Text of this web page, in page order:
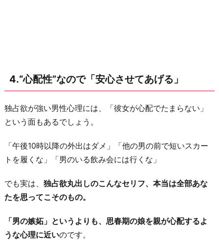
4.“心配性”なので「安心させてあげる」
独占欲が強い男性心理には、「彼女が心配でたまらない」
という面もあるでしょう。
「午後10時以降の外出はダメ」「他の男の前で短いスカー
トを履くな」「男のいる飲み会には行くな」
でも実は、 独占欲丸出しのこんなセリフ、本当は全部あな
たを思ってこそのもの。
「男の嫉妬」というよりも、思春期の娘を親が心配するよ
うな心理に近いのです。